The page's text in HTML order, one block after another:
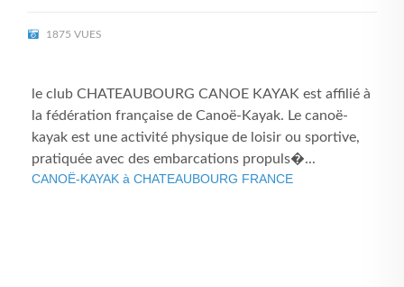
1875 VUES
le club CHATEAUBOURG CANOE KAYAK est affilié à
la fédération française de Canoë-Kayak. Le canoë-
kayak est une activité physique de loisir ou sportive,
pratiquée avec des embarcations propuls�...
CANOË-KAYAK à CHATEAUBOURG FRANCE